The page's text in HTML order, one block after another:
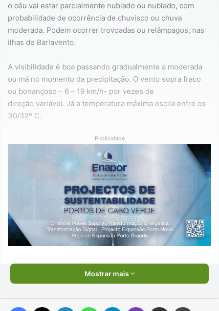
o céu vai estar parcialmente nublado ou nublado, com
probabilidade de ocorrência de chuvisco ou chuva
moderada. Podem ocorrer trovoadas ou relâmpagos, nas
ilhas de Barlavento.
A visibilidade é boa passando gradualmente a moderada
ou má no momento da precipitação. O vento sopra fraco
ou bonançoso – 6 – 19 km/h- por vezes de
direção variável. Já a temperatura máxima oscila entre os
30/32º C.
Publicidade
Mostrar mais
Facebook Linkedin WhatsAppTelegram Viber Compartilhar via e-mail